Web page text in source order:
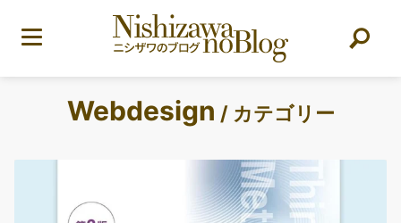
Webdesign / カテゴリー